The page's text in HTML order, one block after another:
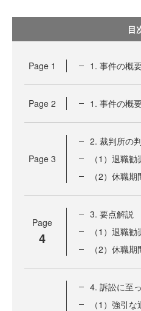
目
Page 1 1. 事件の概
Page 2 1. 事件の概
Page 3
2. 裁判所の
（1）退職
（2）休職
Page
4
3. 要点解説
（1）退職
（2）休職
4. 訴訟に至
（1）強引